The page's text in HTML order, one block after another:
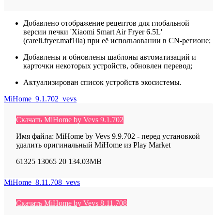
Добавлено отображение рецептов для глобальной
версии печки 'Xiaomi Smart Air Fryer 6.5L'
(careli.fryer.maf10a) при её использовании в CN-регионе;
Добавлены и обновлены шаблоны автоматизаций и
карточки некоторых устройств, обновлен перевод;
Актуализирован список устройств экосистемы.
MiHome_9.1.702_vevs
Скачать MiHome by Vevs 9.1.702
Имя файла: MiHome by Vevs 9.9.702 - перед установкой
удалить оригинальный MiHome из Play Market
61325 13065 20 134.03MB
MiHome_8.11.708_vevs
Скачать MiHome by Vevs 8.11.708